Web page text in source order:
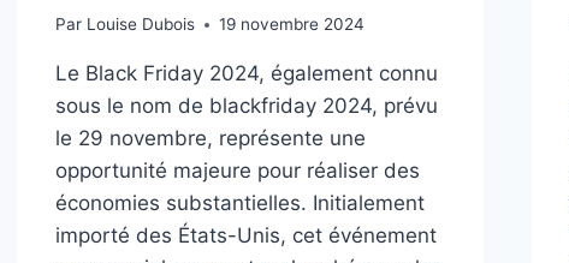
Par Louise Dubois 19 novembre 2024
Le Black Friday 2024, également connu
sous le nom de blackfriday 2024, prévu
le 29 novembre, représente une
opportunité majeure pour réaliser des
économies substantielles. Initialement
importé des États-Unis, cet événement